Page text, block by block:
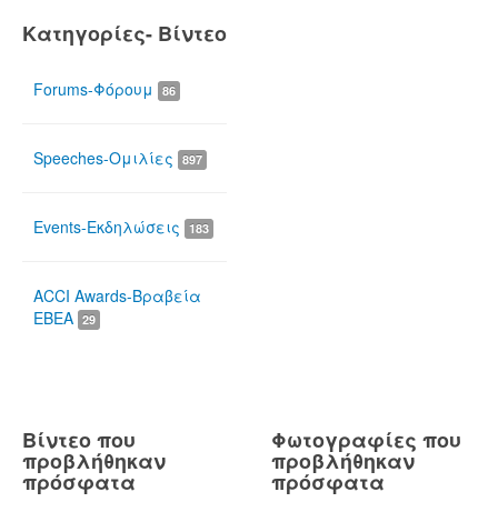
Κατηγορίες- Βίντεο
Forums-Φόρουμ 86
Speeches-Ομιλίες 897
Events-Εκδηλώσεις 183
ACCI Awards-Βραβεία
ΕΒΕΑ 29
Βίντεο που
προβλήθηκαν
πρόσφατα
Φωτογραφίες που
προβλήθηκαν
πρόσφατα